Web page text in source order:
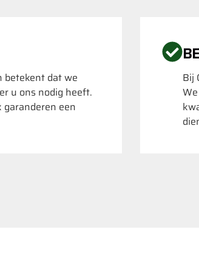
betekent dat we
u ons nodig heeft.
een
Bij